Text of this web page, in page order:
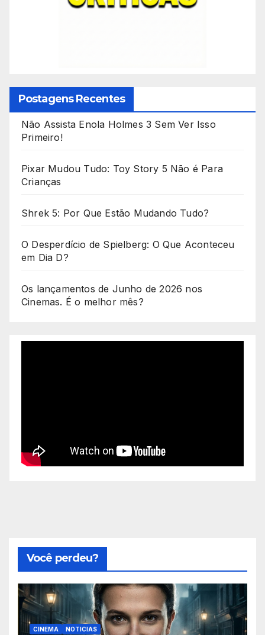
Postagens Recentes
Não Assista Enola Holmes 3 Sem Ver Isso
Primeiro!
Pixar Mudou Tudo: Toy Story 5 Não é Para
Crianças
Shrek 5: Por Que Estão Mudando Tudo?
O Desperdício de Spielberg: O Que Aconteceu
em Dia D?
Os lançamentos de Junho de 2026 nos
Cinemas. É o melhor mês?
Você perdeu?
CINEMA NOTICIAS